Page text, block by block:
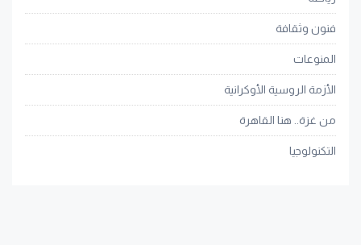
فنون وثقافة
المنوعات
الأزمة الروسية الأوكرانية
من غزة.. هنا القاهرة
التكنولوجيا